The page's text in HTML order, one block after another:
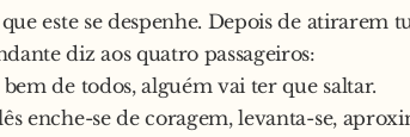
este se despenhe. Depois de atirarem
diz aos quatro passageiros:
bem de todos, alguém vai ter que saltar.
enche-se de coragem, levanta-se,